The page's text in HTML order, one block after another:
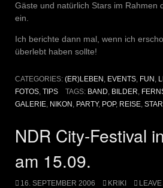
Gäste und natürlich Stars im Rahmen
ein.
Ich berichte dann mal, wenn ich
überlebt haben sollte!
CATEGORIES: (ER)LEBEN , EVENTS, FUN ,
FOTOS, TIPS TAGS: BAND, BILDER,
GALERIE, NIKON , PARTY, POP, REISE,
NDR City-Festival
am 15.09.
16. SEPTEMBER 2006 KRIKI